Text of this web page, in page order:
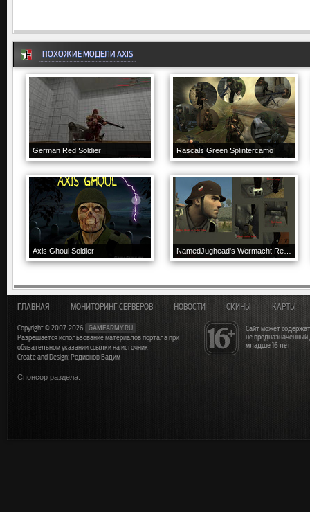
ПОХОЖИЕ МОДЕЛИ AXIS
German Red Soldier Rascals Green Splintercamo
Axis Ghoul Soldier
Сайт может
не
младше 16 лет
ГЛАВНАЯ МОНИТОРИНГ СЕРВЕРОВ НОВОСТИ СКИНЫ КАРТЫ
Copyright © 2007-2026
GAMEARMY.RU
Разрешается использование материалов портала при
обязательном указании ссылки на источник
Create and Design: Родионов Вадим
Спонсор раздела: